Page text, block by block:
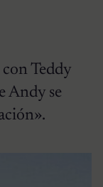
Teddy
Andy se